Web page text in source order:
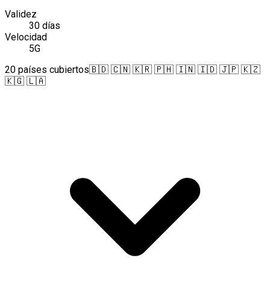
Validez
30 días
Velocidad
5G
20 países cubiertos🇧🇩 🇨🇳 🇰🇷 🇵🇭 🇮🇳 🇮🇩 🇯🇵 🇰🇿
🇰🇬 🇱🇦